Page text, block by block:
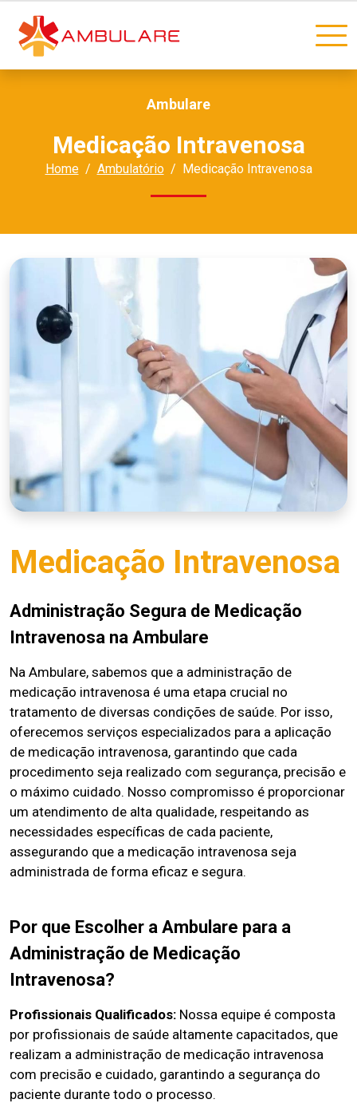
Ambulare
Medicação Intravenosa
Home Ambulatório Medicação Intravenosa
Medicação Intravenosa
Administração Segura de Medicação
Intravenosa na Ambulare
Na Ambulare, sabemos que a administração de
medicação intravenosa é uma etapa crucial no
tratamento de diversas condições de saúde. Por isso,
oferecemos serviços especializados para a aplicação
de medicação intravenosa, garantindo que cada
procedimento seja realizado com segurança, precisão e
o máximo cuidado. Nosso compromisso é proporcionar
um atendimento de alta qualidade, respeitando as
necessidades específicas de cada paciente,
assegurando que a medicação intravenosa seja
administrada de forma eficaz e segura.
Por que Escolher a Ambulare para a
Administração de Medicação
Intravenosa?
Profissionais Qualificados: Nossa equipe é composta
por profissionais de saúde altamente capacitados, que
realizam a administração de medicação intravenosa
com precisão e cuidado, garantindo a segurança do
paciente durante todo o processo.